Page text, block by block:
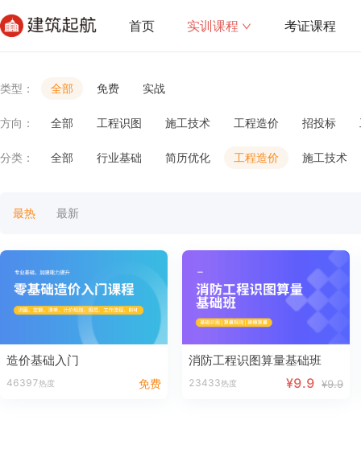
首页 实训课程 考证课程
类型： 全部 免费 实战
方向： 全部 工程识图 施工技术 工程造价 招投标
分类： 全部 行业基础 简历优化 工程造价 施工技术
最热 最新
造价基础入门
46397热度 免费
消防工程识图算量基础班
23433热度 ¥9.9 ¥9.9